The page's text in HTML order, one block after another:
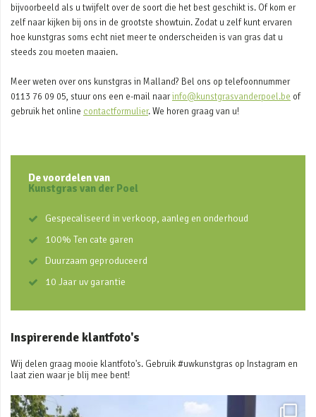
bijvoorbeeld als u twijfelt over de soort die het best geschikt is. Of kom er
zelf naar kijken bij ons in de grootste showtuin. Zodat u zelf kunt ervaren
hoe kunstgras soms echt niet meer te onderscheiden is van gras dat u
steeds zou moeten maaien.
Meer weten over ons kunstgras in Malland? Bel ons op telefoonnummer
0113 76 09 05, stuur ons een e-mail naarinfo@kunstgrasvanderpoel.be of
gebruik het online contactformulier. We horen graag van u!
De voordelen van
Kunstgras van der Poel
Gespecaliseerd in verkoop, aanleg en onderhoud
100% Ten cate garen
Duurzaam geproduceerd
10 Jaar uv garantie
Inspirerende klantfoto's
Wij delen graag mooie klantfoto's. Gebruik #uwkunstgras op Instagram en
laat zien waar je blij mee bent!